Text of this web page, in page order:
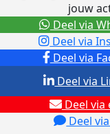
jouw
Deel via
Deel via
Deel via
Deel
Deel via
Deel via